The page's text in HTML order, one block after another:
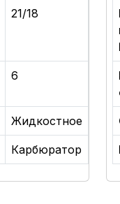
21/18
6
Жидкостное
Карбюратор